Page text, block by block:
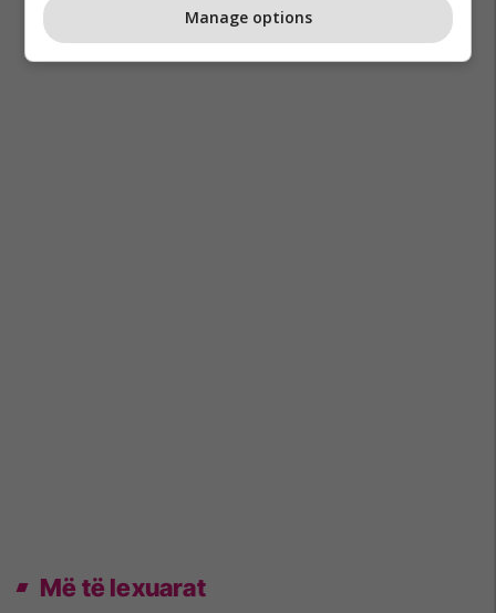
Më të lexuarat
Manage options